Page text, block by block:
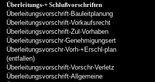
Überleitungs-+ Schlußvorschriften
Überleitungsvorschrift-Bauleitplanung
Überleitungsvorschrift-Vorkaufsrecht
Überleitungsvorschrift-Zul-Vorhaben
Überleitungsvorschr-Genehmigungsert
Überleitungsvorschr-Vorh-+Erschl-plan
(entfallen)
Überleitungsvorschrift-Vorschr-Verletz
Überleitungsvorschrift-Allgemeine